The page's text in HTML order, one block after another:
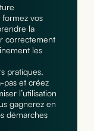
vos
la
correctement
les
pratiques,
pas et créez
l’utilisation
gagnerez en
démarches